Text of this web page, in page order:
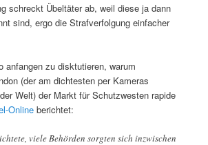
schreckt Übeltäter ab, weil diese ja dann
sind, ergo die Strafverfolgung einfacher
anfangen zu disktutieren, warum
(der am dichtesten per Kameras
Welt) der Markt für Schutzwesten rapide
Onlineberichtet:
viele Behörden sorgten sich inzwischen